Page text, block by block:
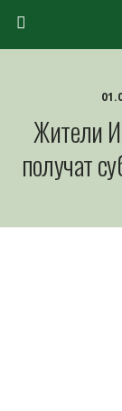
Жители
получат